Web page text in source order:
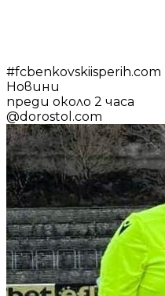
#fcbenkovskiisperih.com
Новини
преди около 2 часа
@dorostol.com